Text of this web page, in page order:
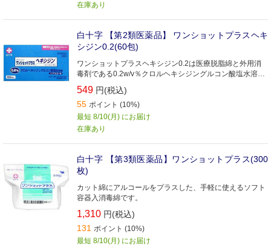
在庫あり
白十字 【第2類医薬品】 ワンショットプラスヘキ
シジン0.2(60包)
ワンショットプラスヘキシジン0.2は医療脱脂綿と外用消
毒剤である0.2w/v％クロルヘキシジングルコン酸塩水溶液
を併せて包装し、高圧蒸気滅菌処理した製品です 個包装で
使いきりのため、衛生的にお使いいただけます アルコール
製剤でないため、アルコール禁忌の方にもお使いいただけ
ます
549 円(税込)
55 ポイント (10%)
最短 8/10(月) にお届け
在庫あり
白十字 【第3類医薬品】ワンショットプラス(300
枚)
カット綿にアルコールをプラスした、手軽に使えるソフト
容器入消毒綿です。
1,310 円(税込)
131 ポイント (10%)
最短 8/10(月) にお届け